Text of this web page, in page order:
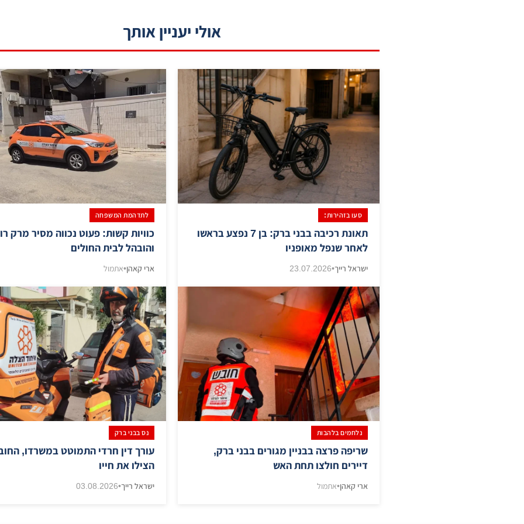
אולי יעניין אותך
סעו בזהירות:
תאונת רכיבה בבני ברק: בן 7 נפצע בראשו
לאחר שנפל מאופניו
ישראל רייך•
23.07.2026
לתדהמת המשפחה
כוויות קשות: פעוט נכווה מסיר מרק
והובהל לבית החולים
ארי קאהן•אתמול
נלחמים בלהבות
שריפה פרצה בבניין מגורים בבני ברק,
דיירים חולצו תחת האש
ארי קאהן•אתמול
נס בבני ברק
עורך דין חרדי התמוטט במשרדו,
הצילו את חייו
ישראל רייך•
03.08.2026